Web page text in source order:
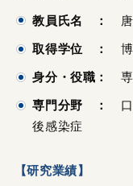
教員氏名 ：
取得学位 ：
身分・役職：
専門分野 ：
後感染症
【研究業績】